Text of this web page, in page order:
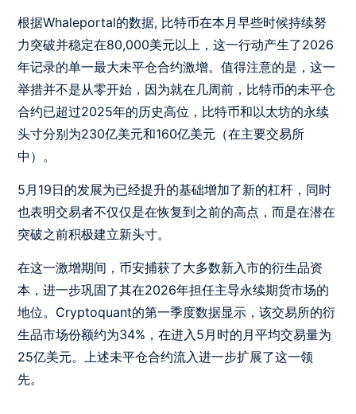
根据Whaleportal的数据, 比特币在本月早些时候持续努
力突破并稳定在80,000美元以上，这一行动产生了2026
年记录的单一最大未平仓合约激增。值得注意的是，这一
举措并不是从零开始，因为就在几周前，比特币的未平仓
合约已超过2025年的历史高位，比特币和以太坊的永续
头寸分别为230亿美元和160亿美元（在主要交易所
中）。
5月19日的发展为已经提升的基础增加了新的杠杆，同时
也表明交易者不仅仅是在恢复到之前的高点，而是在潜在
突破之前积极建立新头寸。
在这一激增期间，币安捕获了大多数新入市的衍生品资
本，进一步巩固了其在2026年担任主导永续期货市场的
地位。Cryptoquant的第一季度数据显示，该交易所的衍
生品市场份额约为34%，在进入5月时的月平均交易量为
25亿美元。上述未平仓合约流入进一步扩展了这一领
先。